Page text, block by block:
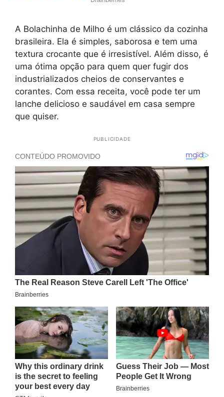
A Bolachinha de Milho é um clássico da cozinha
brasileira. Ela é simples, saborosa e tem uma
textura crocante que é irresistível. Além disso, é
uma ótima opção para quem quer fugir dos
industrializados cheios de conservantes e
corantes. Com essa receita, você pode ter um
lanche delicioso e saudável em casa sempre
que quiser.
PUBLICIDADE